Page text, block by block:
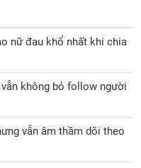
nữ đau khổ nhất khi chia
không bỏ follow người
vẫn âm thầm dõi theo